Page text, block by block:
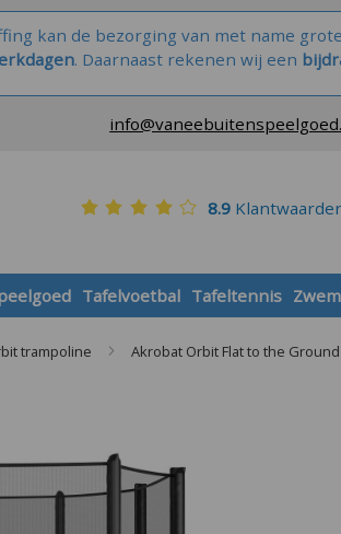
kan de bezorging van met name
. Daarnaast rekenen wij een
8.9
Tafelvoetbal Tafeltennis
trampoline Akrobat Orbit Flat to the Ground